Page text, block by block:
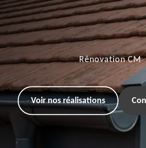
Rénovation CM
Voir nos réalisations